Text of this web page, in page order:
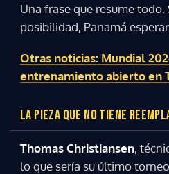
Una frase que resume todo.
posibilidad, Panamá
Otras noticias: Mundial
entrenamiento abierto en
LA PIEZA QUE NO TIENE
Thomas Christiansen,
lo que sería su último